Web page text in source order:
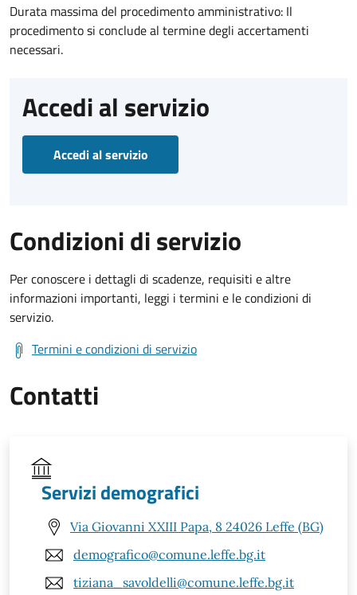
Durata massima del procedimento amministrativo: Il
procedimento si conclude al termine degli accertamenti
necessari.
Accedi al servizio
Accedi al servizio
Condizioni di servizio
Per conoscere i dettagli di scadenze, requisiti e altre
informazioni importanti, leggi i termini e le condizioni di
servizio.
Termini e condizioni di servizio
Contatti
Servizi demografici
Via Giovanni XXIII Papa, 8 24026 Leffe (BG)
demografico@comune.leffe.bg.it
tiziana_savoldelli@comune.leffe.bg.it